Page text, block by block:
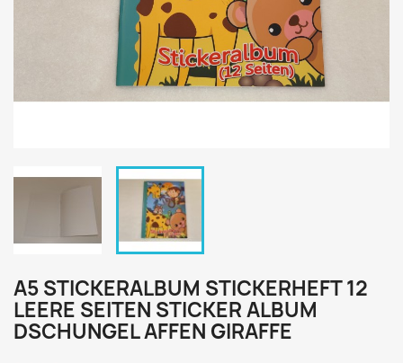
A5 STICKERALBUM STICKERHEFT 12
LEERE SEITEN STICKER ALBUM
DSCHUNGEL AFFEN GIRAFFE